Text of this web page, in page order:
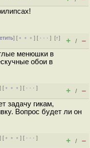
] [ ﹢﹢﹢] [ · · ·][↑]
+ / –
менюшки в
обои в
] [ ﹢﹢﹢] [ · · ·]
+ / –
задачу гикам,
Вопрос будет ли он
] [ ﹢﹢﹢] [ · · ·]
+ / –